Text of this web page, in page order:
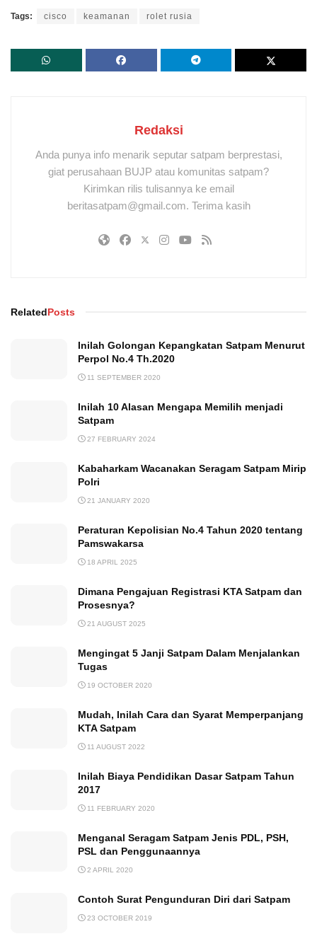
Tags: cisco keamanan rolet rusia
Redaksi
Anda punya info menarik seputar satpam berprestasi,
giat perusahaan BUJP atau komunitas satpam?
Kirimkan rilis tulisannya ke email
beritasatpam@gmail.com. Terima kasih
RelatedPosts
Inilah Golongan Kepangkatan Satpam Menurut
Perpol No.4 Th.2020
11 SEPTEMBER 2020
Inilah 10 Alasan Mengapa Memilih menjadi
Satpam
27 FEBRUARY 2024
Kabaharkam Wacanakan Seragam Satpam Mirip
Polri
21 JANUARY 2020
Peraturan Kepolisian No.4 Tahun 2020 tentang
Pamswakarsa
18 APRIL 2025
Dimana Pengajuan Registrasi KTA Satpam dan
Prosesnya?
21 AUGUST 2025
Mengingat 5 Janji Satpam Dalam Menjalankan
Tugas
19 OCTOBER 2020
Mudah, Inilah Cara dan Syarat Memperpanjang
KTA Satpam
11 AUGUST 2022
Inilah Biaya Pendidikan Dasar Satpam Tahun
2017
11 FEBRUARY 2020
Menganal Seragam Satpam Jenis PDL, PSH,
PSL dan Penggunaannya
2 APRIL 2020
Contoh Surat Pengunduran Diri dari Satpam
23 OCTOBER 2019